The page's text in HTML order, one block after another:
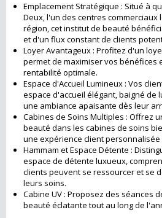
Emplacement Stratégique : Situé à
Deux, l'un des centres
région, cet institut de beauté
et d'un flux constant de clients
Loyer Avantageux : Profitez d'un
permet de maximiser vos bénéfices
rentabilité optimale.
Espace d'Accueil Lumineux : Vos
espace d'accueil élégant, baigné de
une ambiance apaisante dès leur
Cabines de Soins Multiples : Offrez
beauté dans les cabines de soins
une expérience client personnalisée
Hammam et Espace Détente :
espace de détente luxueux,
clients peuvent se ressourcer et se
leurs soins.
Cabine UV : Proposez des séances
beauté éclatante tout au long de